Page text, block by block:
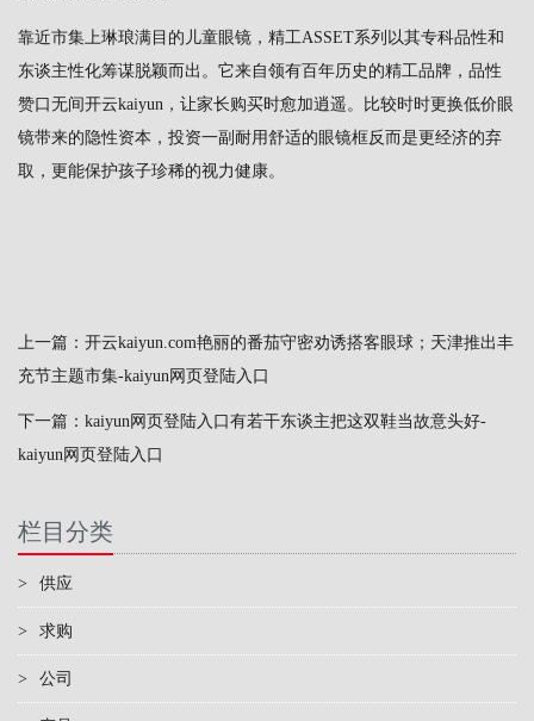
靠近市集上琳琅满目的儿童眼镜，精工ASSET系列以其专科品性和
东谈主性化筹谋脱颖而出。它来自领有百年历史的精工品牌，品性
赞口无间开云kaiyun，让家长购买时愈加逍遥。比较时时更换低价眼
镜带来的隐性资本，投资一副耐用舒适的眼镜框反而是更经济的弃
取，更能保护孩子珍稀的视力健康。
上一篇： 开云kaiyun.com艳丽的番茄守密劝诱搭客眼球；天津推出丰
充节主题市集-kaiyun网页登陆入口
下一篇： kaiyun网页登陆入口有若干东谈主把这双鞋当故意头好-
kaiyun网页登陆入口
栏目分类
> 供应
> 求购
> 公司